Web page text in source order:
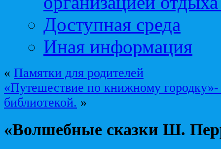
Доступная среда
Иная информация
« Памятки для родителей
«Путешествие по книжному городку»-
библиотекой. »
«Волшебные сказки Ш.